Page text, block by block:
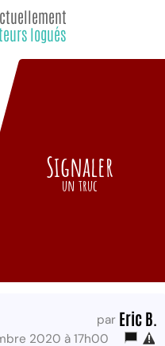
logués
Signaler
un truc
par Eric B.
2020 à 17h00